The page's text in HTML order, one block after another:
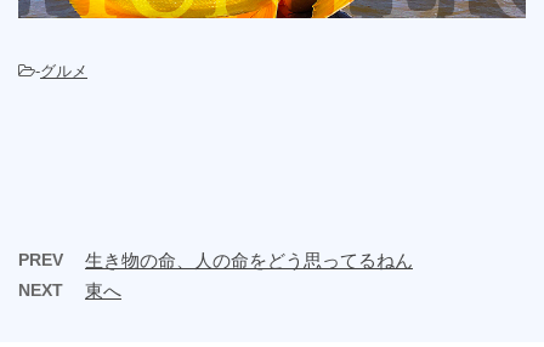
-グルメ
PREV 生き物の命、人の命をどう思ってるねん
NEXT 東へ